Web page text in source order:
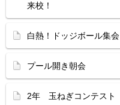
来校！
白熱！ドッジボール集会
プール開き朝会
2年 玉ねぎコンテスト